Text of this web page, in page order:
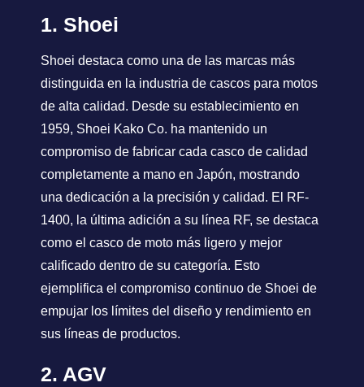
1. Shoei
Shoei destaca como una de las marcas más
distinguida en la industria de cascos para motos
de alta calidad. Desde su establecimiento en
1959, Shoei Kako Co. ha mantenido un
compromiso de fabricar cada casco de calidad
completamente a mano en Japón, mostrando
una dedicación a la precisión y calidad. El RF-
1400, la última adición a su línea RF, se destaca
como el casco de moto más ligero y mejor
calificado dentro de su categoría. Esto
ejemplifica el compromiso continuo de Shoei de
empujar los límites del diseño y rendimiento en
sus líneas de productos.
2. AGV